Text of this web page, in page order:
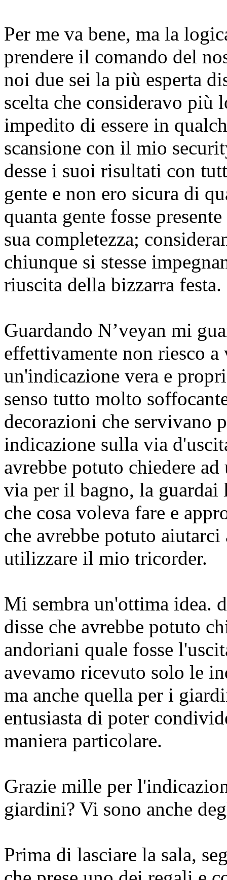
Per me va bene, ma la
prendere il comando del
noi due sei la più esperta
scelta che consideravo più
impedito di essere in
scansione con il mio
desse i suoi risultati con
gente e non ero sicura di
quanta gente fosse
sua completezza;
chiunque si stesse
riuscita della bizzarra festa.
Guardando N’veyan mi
effettivamente non riesco
un'indicazione vera e
senso tutto molto
decorazioni che servivano
indicazione sulla via
avrebbe potuto chiedere
via per il bagno, la guardai
che cosa voleva fare e
che avrebbe potuto
utilizzare il mio tricorder.
Mi sembra un'ottima idea.
disse che avrebbe potuto
andoriani quale fosse
avevamo ricevuto solo le
ma anche quella per i
entusiasta di poter
maniera particolare.
Grazie mille per
giardini? Vi sono anche
Prima di lasciare la sala,